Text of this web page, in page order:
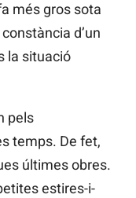
més gros sota
d’un
la situació
pels
temps. De fet,
últimes obres.
estires-i-